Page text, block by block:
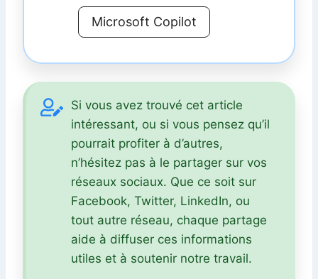
Microsoft Copilot
Si vous avez trouvé cet article
intéressant, ou si vous pensez qu’il
pourrait profiter à d’autres,
n’hésitez pas à le partager sur vos
réseaux sociaux. Que ce soit sur
Facebook, Twitter, LinkedIn, ou
tout autre réseau, chaque partage
aide à diffuser ces informations
utiles et à soutenir notre travail.